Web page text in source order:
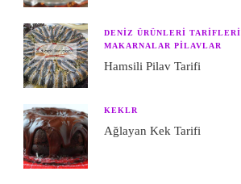
DENIZ ÜRÜNLERI TARIFLERI
MAKARNALAR PILAVLAR
Hamsili Pilav Tarifi
KEKLR
Ağlayan Kek Tarifi